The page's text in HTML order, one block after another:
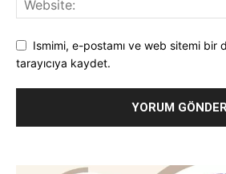
Ismimi, e-postamı ve web sitemi bir
tarayıcıya kaydet.